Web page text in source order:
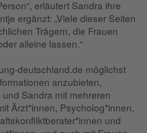
erläutert Sandra ihre
ergänzt: „Viele dieser Seiten
Trägern, die Frauen
alleine lassen.“
deutschland.de möglichst
anzubieten,
Sandra mit mehreren
Ärzt*innen, Psycholog*innen,
und